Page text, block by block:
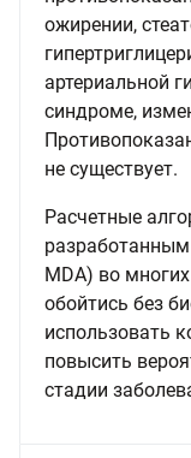
ожирении,
артериальной
синдроме,
не существует.
Расчетные
MDA) во
обойтись без
использовать
повысить
стадии